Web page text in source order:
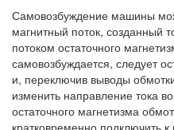
Самовозбуждение машины
магнитный поток, созданный
потоком остаточного
самовозбуждается, следует
и, переключив выводы
изменить направление тока
остаточного магнетизма
кратковременно подключить